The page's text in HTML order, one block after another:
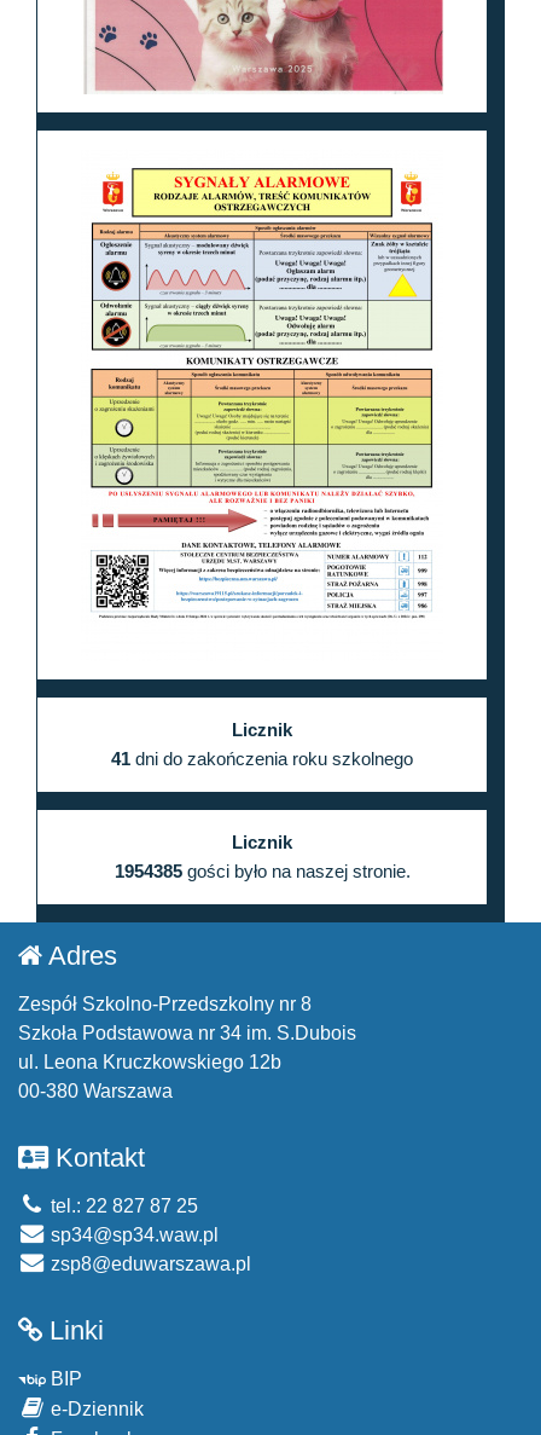
Licznik
41 dni do zakończenia roku szkolnego
Licznik
1954385gości było na naszej stronie.
Adres
Zespół Szkolno-Przedszkolny nr 8
Szkoła Podstawowa nr 34 im. S.Dubois
ul. Leona Kruczkowskiego 12b
00-380 Warszawa
Kontakt
tel.: 22 827 87 25
sp34@sp34.waw.pl
zsp8@eduwarszawa.pl
Linki
BIP
e-Dziennik